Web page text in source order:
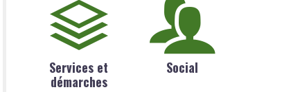
Services et
démarches
Social